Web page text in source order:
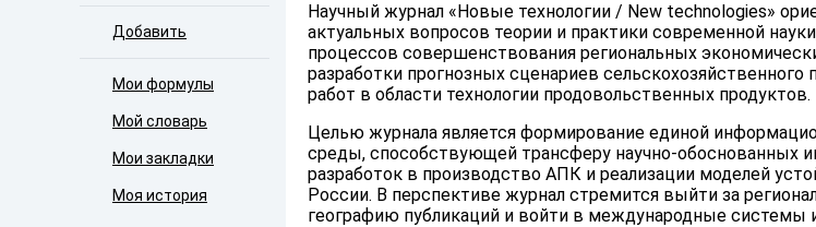
Добавить
Мои формулы
Мой словарь
Мои закладки
Моя история
Научный журнал «Новые технологии / New technologies»
актуальных вопросов теории и практики современной
процессов совершенствования региональных
разработки прогнозных сценариев сельскохозяйственного
работ в области технологии продовольственных продуктов.
Целью журнала является формирование единой
среды, способствующей трансферу научно-обоснованных
разработок в производство АПК и реализации моделей
России. В перспективе журнал стремится выйти за
географию публикаций и войти в международные системы